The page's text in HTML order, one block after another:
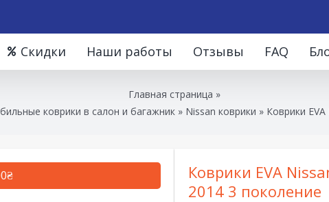
Скидки Наши работы Отзывы FAQ
Главная страница »
коврики в салон и багажник » Nissan коврики » Коврики
Коврики EVA
2014 3 поколение